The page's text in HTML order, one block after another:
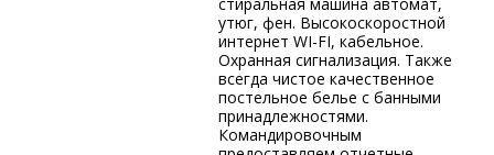
утюг, фен. Высокоскоростной
интернет WI-FI, кабельное.
Охранная сигнализация. Также
всегда чистое качественное
постельное белье с банными
принадлежностями.
Командировочным